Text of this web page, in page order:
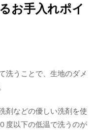
お手入れポイ
洗うことで、生地のダメ
剤などの優しい洗剤を使
度以下の低温で洗うのが